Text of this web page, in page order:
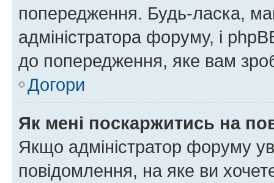
попередження. Будь-ласка,
адміністратора форуму, і
до попередження, яке вам
Догори
Як мені поскаржитись на
Якщо адміністратор форуму
повідомлення, на яке ви